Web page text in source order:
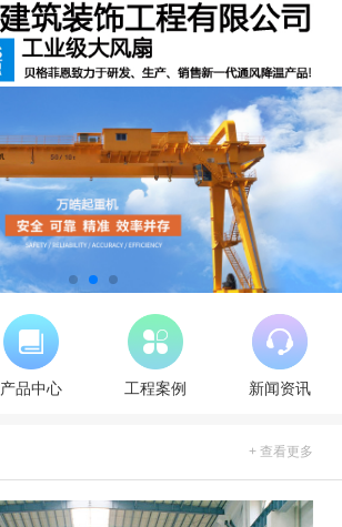
产品中心 工程案例 新闻资讯
+ 查看更多